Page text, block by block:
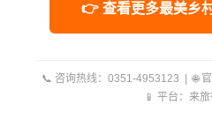
👉 查看更多最美乡
📞 咨询热线：0351-4953123 | 🌐
📱 平台：来